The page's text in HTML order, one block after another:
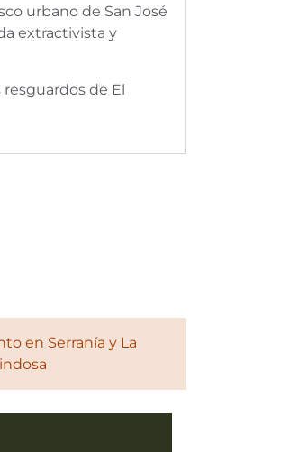
urbano de San José
extractivista y
de El
en Serranía y La